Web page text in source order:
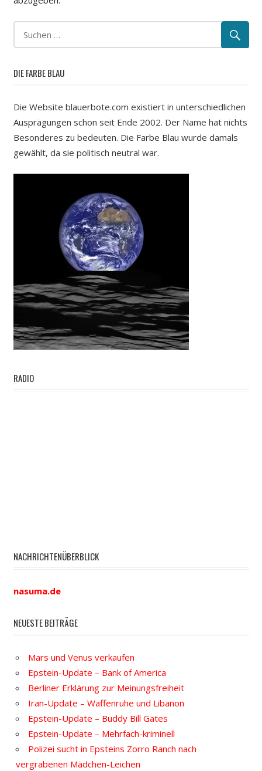
DIE FARBE BLAU
Die Website blauerbote.com existiert in unterschiedlichen
Ausprägungen schon seit Ende 2002. Der Name hat nichts
Besonderes zu bedeuten. Die Farbe Blau wurde damals
gewählt, da sie politisch neutral war.
RADIO
NACHRICHTENÜBERBLICK
nasuma.de
NEUESTE BEITRÄGE
Mars und Venus verkaufen
Epstein-Update – Bank of America
Berliner Erklärung zur Meinungsfreiheit
Iran-Update – Waffenruhe und Libanon
Epstein-Update – Buddy Bill Gates
Epstein-Update – Mehrfach-kriminell
Polizei sucht in Epsteins Zorro Ranch nach
vergrabenen Mädchen-Leichen